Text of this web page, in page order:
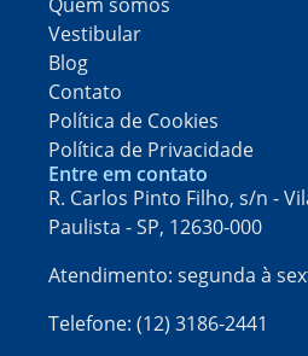
Vestibular
Blog
Contato
Política de Cookies
Política de Privacidade
Entre em contato
R. Carlos Pinto Filho, s/n -
Paulista - SP, 12630-000​
Atendimento: segunda à
Telefone: (12) 3186-2441